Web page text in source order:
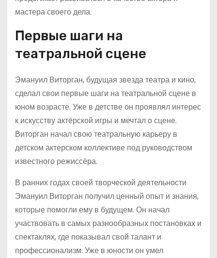
мастера своего дела.
Первые шаги на
театральной сцене
Эмануил Виторган, будущая звезда театра и кино,
сделал свои первые шаги на театральной сцене в
юном возрасте. Уже в детстве он проявлял интерес
к искусству актёрской игры и мечтал о сцене.
Виторган начал свою театральную карьеру в
детском актерском коллективе под руководством
известного режиссёра.
В ранних годах своей творческой деятельности
Эмануил Виторган получил ценный опыт и знания,
которые помогли ему в будущем. Он начал
участвовать в самых разнообразных постановках и
спектаклях, где показывал свой талант и
профессионализм. Уже в юности он умел